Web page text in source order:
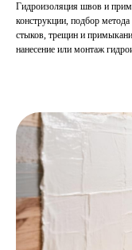
Гидроизоляция швов и
конструкции, подбор
стыков, трещин и
нанесение или монтаж